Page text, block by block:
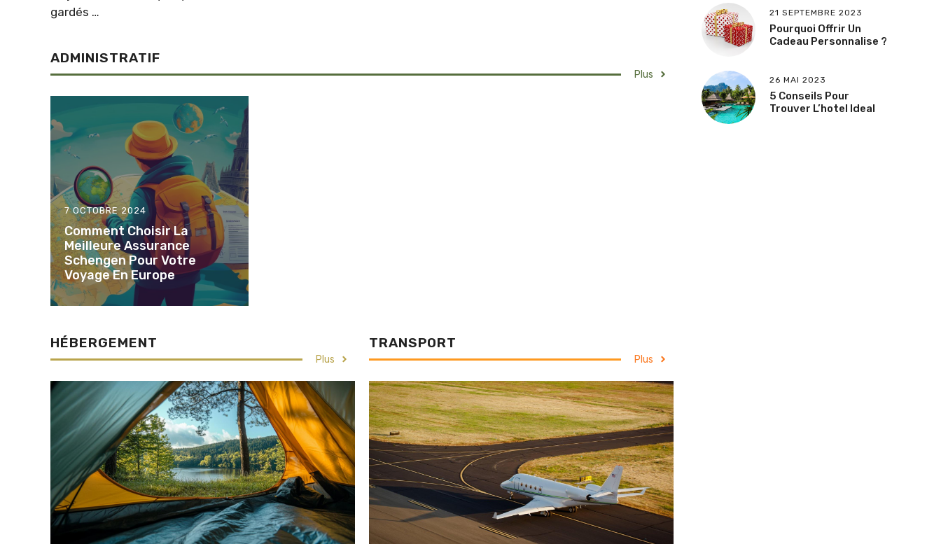
gardés …
ADMINISTRATIF
Plus
7 OCTOBRE 2024
Comment Choisir La
Meilleure Assurance
Schengen Pour Votre
Voyage En Europe
HÉBERGEMENT
Plus
TRANSPORT
Plus
21 SEPTEMBRE 2023
Pourquoi Offrir Un
Cadeau Personnalise ?
26 MAI 2023
5 Conseils Pour
Trouver L’hotel Ideal